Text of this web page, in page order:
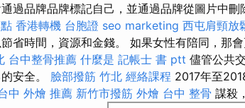
過品牌品牌標記自己，並通過品牌從圖片中刪
香港轉機 台胞證 seo marketing 西屯肩頸放
省時間，資源和金錢。 如果女性有陪同，那
台中整骨推薦 什麼是 記帳士 書 ptt 儘管公共
安全。 臉部撥筋 竹北 經絡課程 2017年至
中 外燴 推薦 新竹市撥筋 外燴 台中 整骨 謀殺